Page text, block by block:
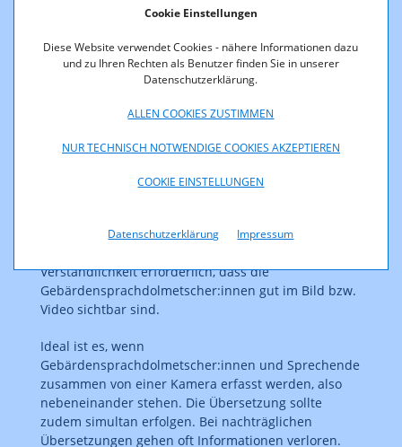
Cookie Einstellungen
Diese Website verwendet Cookies - nähere Informationen dazu
und zu Ihren Rechten als Benutzer finden Sie in unserer
Datenschutzerklärung.
ALLEN COOKIES ZUSTIMMEN
NUR TECHNISCH NOTWENDIGE COOKIES AKZEPTIEREN
COOKIE EINSTELLUNGEN
Datenschutzerklärung Impressum
Gebärdensprachdolmetscher:innen zum Einsatz, die
Verständlichkeit erforderlich, dass die
Gebärdensprachdolmetscher:innen gut im Bild bzw.
Video sichtbar sind.
Ideal ist es, wenn
Gebärdensprachdolmetscher:innen und Sprechende
zusammen von einer Kamera erfasst werden, also
nebeneinander stehen. Die Übersetzung sollte
zudem simultan erfolgen. Bei nachträglichen
Übersetzungen gehen oft Informationen verloren.